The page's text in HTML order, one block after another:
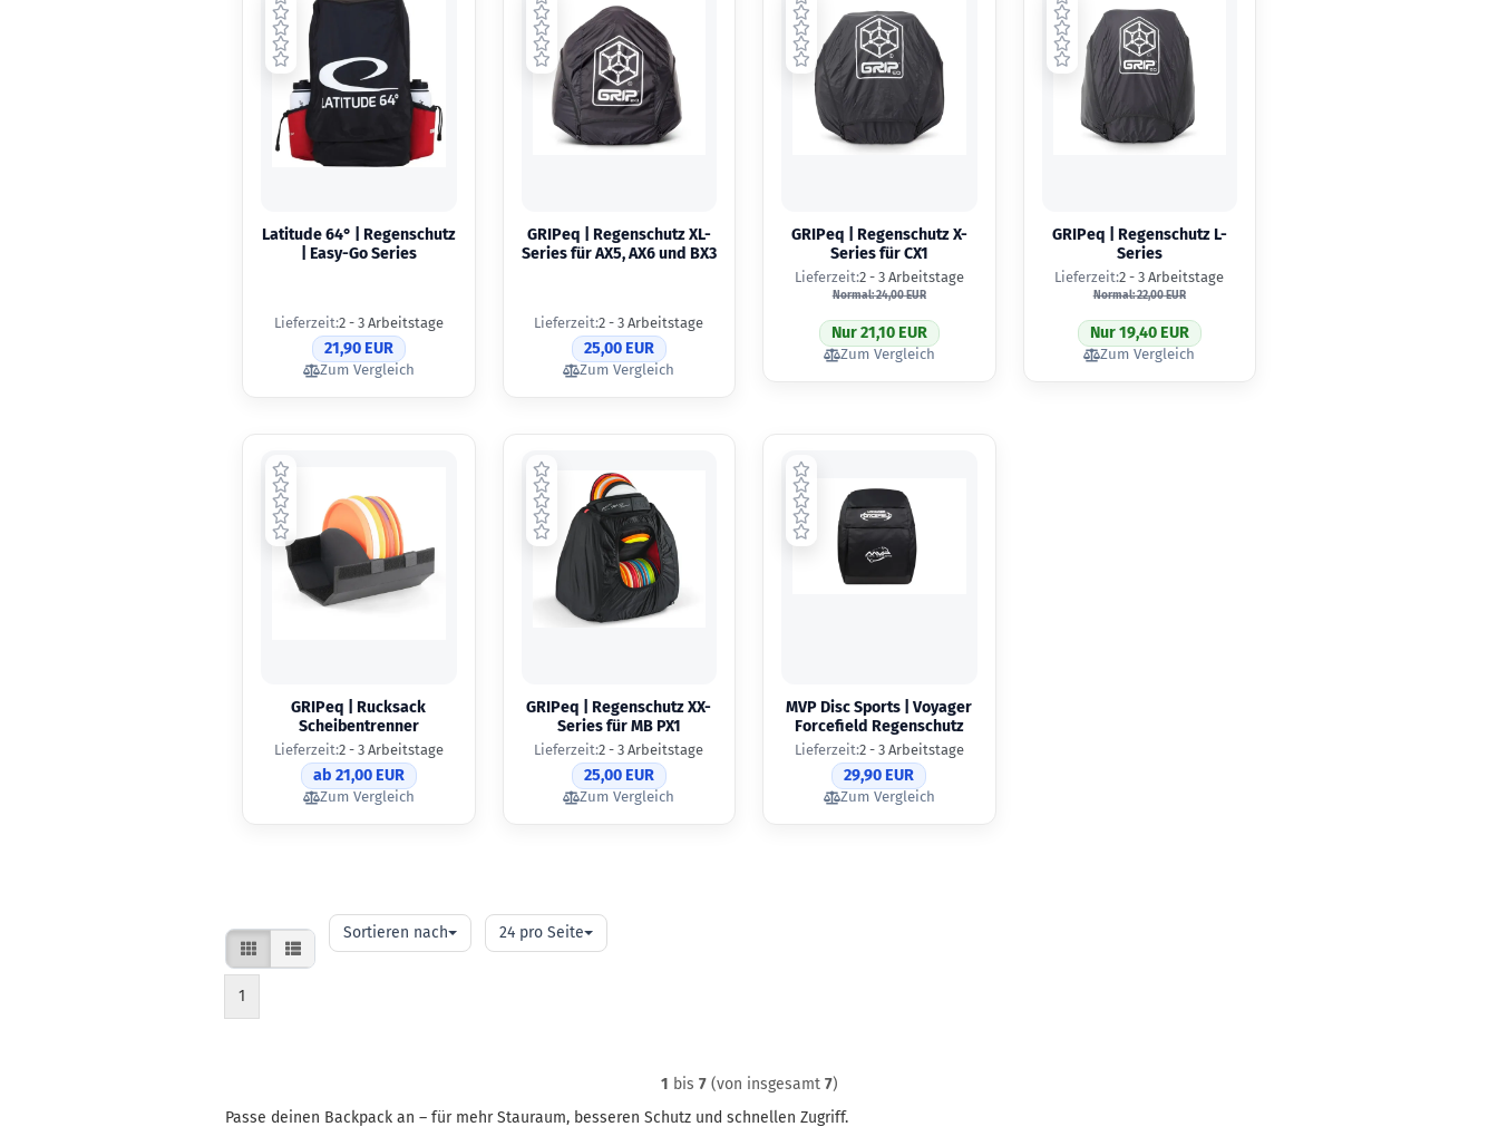
Latitude 64° | Regenschutz
| Easy-Go Series
Lieferzeit:2 - 3 Arbeitstage
21,90 EUR
Zum Vergleich
GRIPeq | Regenschutz XL-
Series für AX5, AX6 und BX3
Lieferzeit:2 - 3 Arbeitstage
25,00 EUR
Zum Vergleich
GRIPeq | Regenschutz X-
Series für CX1
Lieferzeit:2 - 3 Arbeitstage
Normal: 24,00 EUR
Nur 21,10 EUR
Zum Vergleich
GRIPeq | Regenschutz L-
Series
Lieferzeit:2 - 3 Arbeitstage
Normal: 22,00 EUR
Nur 19,40 EUR
Zum Vergleich
GRIPeq | Rucksack
Scheibentrenner
Lieferzeit:2 - 3 Arbeitstage
ab 21,00 EUR
Zum Vergleich
GRIPeq | Regenschutz XX-
Series für MB PX1
Lieferzeit:2 - 3 Arbeitstage
25,00 EUR
Zum Vergleich
MVP Disc Sports | Voyager
Forcefield Regenschutz
Lieferzeit:2 - 3 Arbeitstage
29,90 EUR
Zum Vergleich
Sortieren nach
Sortieren
nach
24 pro Seite
pro
Seite
1
1 bis 7(von insgesamt 7)
Passe deinen Backpack an – für mehr Stauraum, besseren Schutz und schnellen Zugriff.